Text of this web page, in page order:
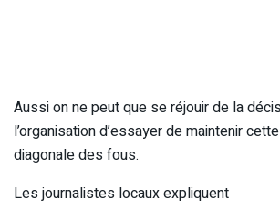
Aussi on ne peut que se réjouir de la
l’organisation d’essayer de maintenir
diagonale des fous.
Les journalistes locaux expliquent